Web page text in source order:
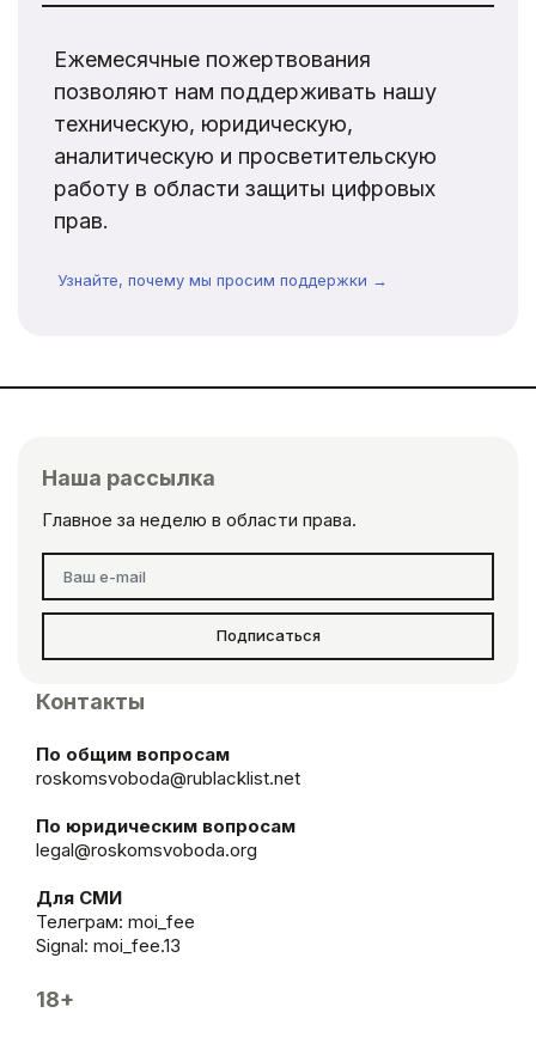
Ежемесячные пожертвования
позволяют нам поддерживать нашу
техническую, юридическую,
аналитическую и просветительскую
работу в области защиты цифровых
прав.
Узнайте, почему мы просим поддержки →
Наша рассылка
Главное за неделю в области права.
Подписаться
Контакты
По общим вопросам
roskomsvoboda@rublacklist.net
По юридическим вопросам
legal@roskomsvoboda.org
Для СМИ
Телеграм: moi_fee
Signal: moi_fee.13
18+